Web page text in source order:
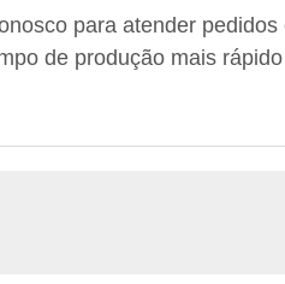
para atender
de produção mais